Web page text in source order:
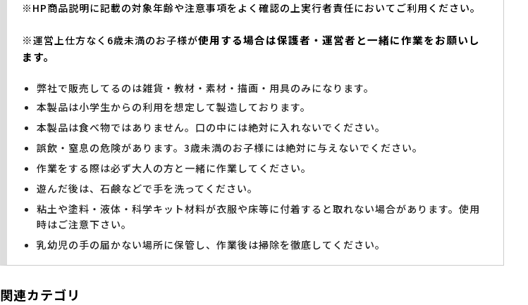
※HP商品説明に記載の対象年齢や注意事項をよく確認の上実行者責任においてご利用ください。
※運営上仕方なく6歳未満のお子様が使用する場合は保護者・運営者と一緒に作業をお願いし
ます。
弊社で販売してるのは雑貨・教材・素材・描画・用具のみになります。
本製品は小学生からの利用を想定して製造しております。
本製品は食べ物ではありません。口の中には絶対に入れないでください。
誤飲・窒息の危険があります。3歳未満のお子様には絶対に与えないでください。
作業をする際は必ず大人の方と一緒に作業してください。
遊んだ後は、石鹸などで手を洗ってください。
粘土や塗料・液体・科学キット材料が衣服や床等に付着すると取れない場合があります。使用
時はご注意下さい。
乳幼児の手の届かない場所に保管し、作業後は掃除を徹底してください。
関連カテゴリ